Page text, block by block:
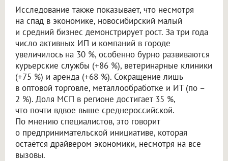
Исследование также показывает, что несмотря
на спад в экономике, новосибирский малый
и средний бизнес демонстрирует рост. За три года
число активных ИП и компаний в городе
увеличилось на 30 %, особенно бурно развиваются
курьерские службы (+86 %), ветеринарные клиники
(+75 %) и аренда (+68 %). Сокращение лишь
в оптовой торговле, металлообработке и ИТ (по –
2 %). Доля МСП в регионе достигает 35 %,
что почти вдвое выше среднероссийской.
По мнению специалистов, это говорит
о предпринимательской инициативе, которая
остаётся драйвером экономики, несмотря на все
вызовы.